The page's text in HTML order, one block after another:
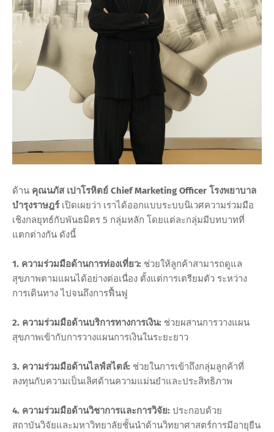
ด้าน คุณนภัส เปาโรหิตย์ Chief Marketing Officer โรงพยาบาล
บำรุงราษฎร์เปิดเผยว่า เราได้ออกแบบระบบนิเวศความร่วมมือ
เชิงกลยุทธ์กับพันธมิตร 5 กลุ่มหลัก โดยแต่ละกลุ่มมีบทบาทที่
แตกต่างกัน ดังนี้
1. ความร่วมมือด้านการท่องเที่ยว: ช่วยให้ลูกค้าสามารถดูแล
สุขภาพตามแผนได้อย่างต่อเนื่อง ตั้งแต่การเตรียมตัว ระหว่าง
การเดินทาง ไปจนถึงการฟื้นฟู
2. ความร่วมมือด้านบริการทางการเงิน: ช่วยผสานการวางแผน
สุขภาพเข้ากับการวางแผนการเงินในระยะยาว
3. ความร่วมมือด้านไลฟ์สไตล์: ช่วยในการเข้าถึงกลุ่มลูกค้าที่
ลงทุนกับความเป็นเลิศด้านความแม่นยำและประสิทธิภาพ
4. ความร่วมมือด้านวิชาการและการวิจัย: ประกอบด้วย
สถาบันวิจัยและมหาวิทยาลัยชั้นนำด้านวิทยาศาสตร์การมีอายุยืน